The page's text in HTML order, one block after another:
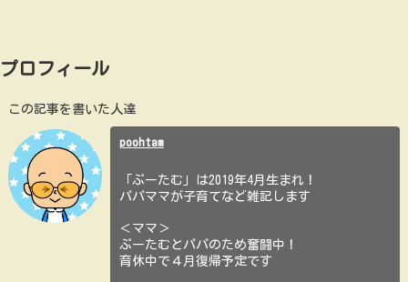
プロフィール
この記事を書いた人達
poohtam
「ぷーたむ」は2019年4月生まれ！
パパママが子育てなど雑記します
＜ママ＞
ぷーたむとパパのため奮闘中！
育休中で４月復帰予定です